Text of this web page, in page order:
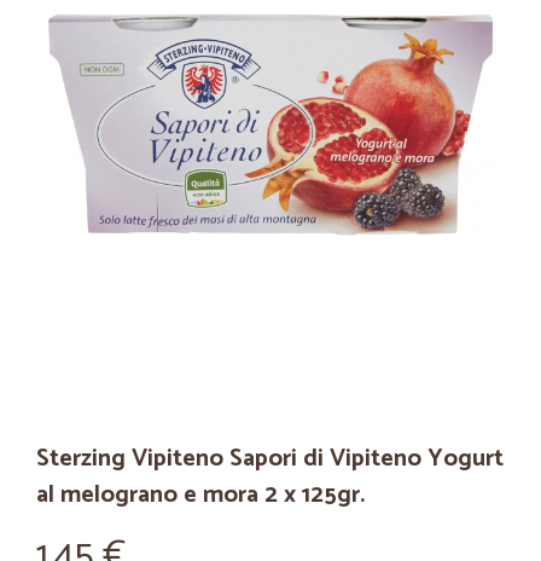
Sterzing Vipiteno Sapori di Vipiteno Yogurt
al melograno e mora 2 x 125gr.